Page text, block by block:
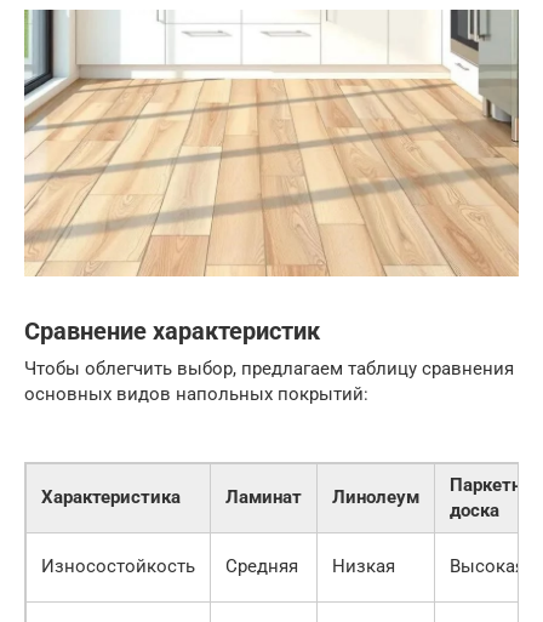
Сравнение характеристик
Чтобы облегчить выбор, предлагаем таблицу сравнения
основных видов напольных покрытий:
Характеристика Ламинат Линолеум
Паркетная
доска
Износостойкость Средняя Низкая Высокая